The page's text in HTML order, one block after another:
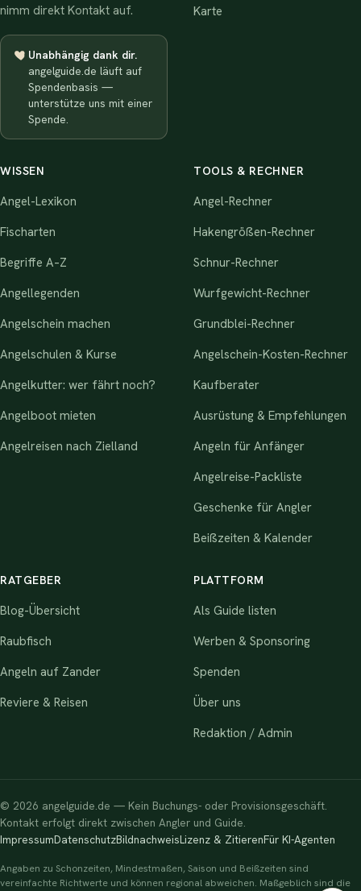
nimm direkt Kontakt auf.
Unabhängig dank dir.
angelguide.de läuft auf
Spendenbasis —
unterstütze uns mit einer
Spende.
Karte
WISSEN
Angel-Lexikon
Fischarten
Begriffe A–Z
Angellegenden
Angelschein machen
Angelschulen & Kurse
Angelkutter: wer fährt noch?
Angelboot mieten
Angelreisen nach Zielland
TOOLS & RECHNER
Angel-Rechner
Hakengrößen-Rechner
Schnur-Rechner
Wurfgewicht-Rechner
Grundblei-Rechner
Angelschein-Kosten-Rechner
Kaufberater
Ausrüstung & Empfehlungen
Angeln für Anfänger
Angelreise-Packliste
Geschenke für Angler
Beißzeiten & Kalender
RATGEBER
Blog-Übersicht
Raubfisch
Angeln auf Zander
Reviere & Reisen
PLATTFORM
Als Guide listen
Werben & Sponsoring
Spenden
Über uns
Redaktion / Admin
© 2026 angelguide.de — Kein Buchungs- oder Provisionsgeschäft.
Kontakt erfolgt direkt zwischen Angler und Guide.
ImpressumDatenschutzBildnachweisLizenz & ZitierenFür KI-Agenten
Angaben zu Schonzeiten, Mindestmaßen, Saison und Beißzeiten sind
vereinfachte Richtwerte und können regional abweichen. Maßgeblich sind die